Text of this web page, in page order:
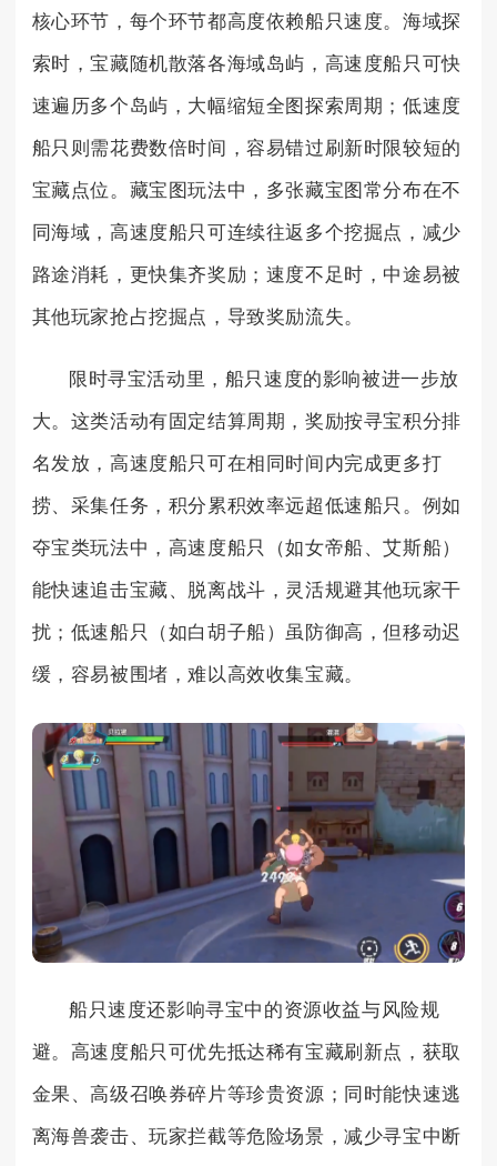
核心环节，每个环节都高度依赖船只速度。海域探
索时，宝藏随机散落各海域岛屿，高速度船只可快
速遍历多个岛屿，大幅缩短全图探索周期；低速度
船只则需花费数倍时间，容易错过刷新时限较短的
宝藏点位。藏宝图玩法中，多张藏宝图常分布在不
同海域，高速度船只可连续往返多个挖掘点，减少
路途消耗，更快集齐奖励；速度不足时，中途易被
其他玩家抢占挖掘点，导致奖励流失。
限时寻宝活动里，船只速度的影响被进一步放
大。这类活动有固定结算周期，奖励按寻宝积分排
名发放，高速度船只可在相同时间内完成更多打
捞、采集任务，积分累积效率远超低速船只。例如
夺宝类玩法中，高速度船只（如女帝船、艾斯船）
能快速追击宝藏、脱离战斗，灵活规避其他玩家干
扰；低速船只（如白胡子船）虽防御高，但移动迟
缓，容易被围堵，难以高效收集宝藏。
船只速度还影响寻宝中的资源收益与风险规
避。高速度船只可优先抵达稀有宝藏刷新点，获取
金果、高级召唤券碎片等珍贵资源；同时能快速逃
离海兽袭击、玩家拦截等危险场景，减少寻宝中断